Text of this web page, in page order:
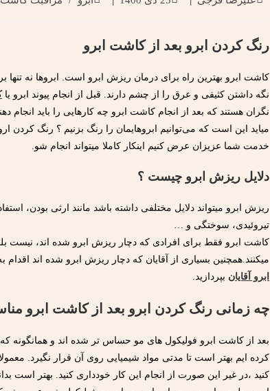
رنگ کردن ابرو بعد از کاشت ابرو
کاشت ابرو بهترین راه برای درمان ریزش ابرو است. ابروها نه تنها
نگه داشتن کثیفی و عرق را از چشم دارند. قبل از انجام پیوند ابرو یا
نگران هستند که بعد از انجام کاشت ابرو چه کارهایی را باید
میاید این است که می‌توانیم ابروهایمان را رنگ بزنیم ؟ رنگ کردن
خدمت شما عزیزان عرض کنیم اینکار کاملا میتواند انجام شو.
دلایل ریزش ابرو چیست ؟
ریزش ابرو میتواند دلایل مختلفی داشته باشد مانند ارثی بودن،
تیروئیدی، سوختگی و …
کاشت ابرو فقط برای افرادی که دچار ریزش ابرو شده اند، نیست
میکنند.همچنین بسیاری از آقایان که دچار ریزش ابرو شده اند اقدام
ابرو آقایان بپردازید.
چه زمانی رنگ کردن ابرو بعد از کاشت ابرو
بعد از کاشت ابرو فولیکول های مو حساس تر شده اند و همانگونه که
کرده ایم بهتر است تا مدتی مواد شیمیایی روی آن قرار نگیرد.
کنید ،در غیر این صورت از انجام این کار خودداری کنید. بهتر است